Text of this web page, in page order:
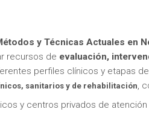
y Técnicas Actuales en
recursos de evaluación,
perfiles clínicos y etapas
sanitarios y de rehabilitación,
y centros privados de